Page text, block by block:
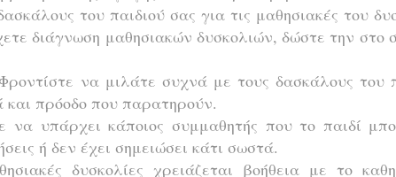
του παιδιού σας για τις μαθησιακές του
διάγνωση μαθησιακών δυσκολιών, δώστε την στο
Φροντίστε να μιλάτε συχνά με τους δασκάλους του
και πρόοδο που παρατηρούν.
να υπάρχει κάποιος συμμαθητής που το παιδί
ή δεν έχει σημειώσει κάτι σωστά.
δυσκολίες χρειάζεται βοήθεια με το